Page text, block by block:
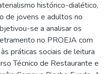
histórico-dialético,
de jovens e adultos no
se a analisar os
no PROEJA com
práticas sociais de leitura
Técnico de Restaurante e